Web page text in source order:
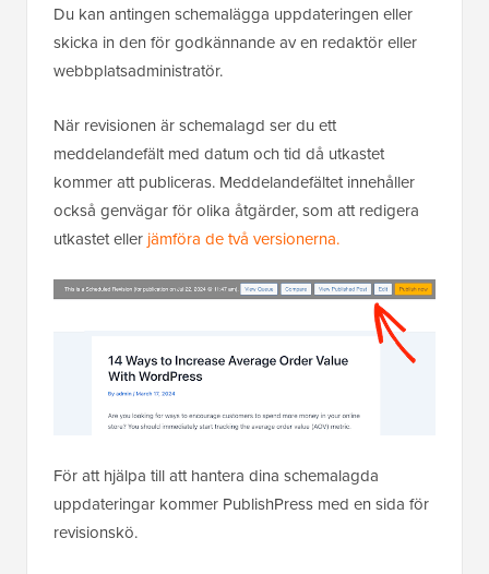
Du kan antingen schemalägga uppdateringen eller
skicka in den för godkännande av en redaktör eller
webbplatsadministratör.
När revisionen är schemalagd ser du ett
meddelandefält med datum och tid då utkastet
kommer att publiceras. Meddelandefältet innehåller
också genvägar för olika åtgärder, som att redigera
utkastet eller jämföra de två versionerna.
För att hjälpa till att hantera dina schemalagda
uppdateringar kommer PublishPress med en sida för
revisionskö.